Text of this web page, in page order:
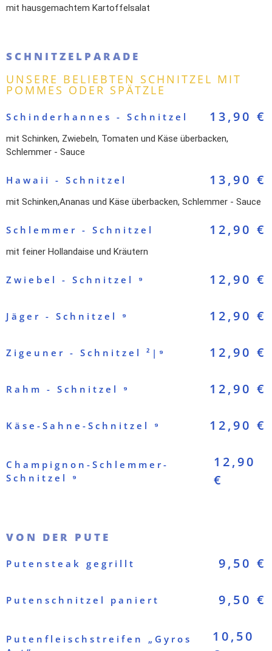
mit hausgemachtem Kartoffelsalat
SCHNITZELPARADE
UNSERE BELIEBTEN SCHNITZEL MIT
POMMES ODER SPÄTZLE
Schinderhannes - Schnitzel 13,90 €
mit Schinken, Zwiebeln, Tomaten und Käse überbacken,
Schlemmer - Sauce
Hawaii - Schnitzel 13,90 €
mit Schinken,Ananas und Käse überbacken, Schlemmer - Sauce
Schlemmer - Schnitzel 12,90 €
mit feiner Hollandaise und Kräutern
Zwiebel - Schnitzel ⁹ 12,90 €
Jäger - Schnitzel ⁹ 12,90 €
Zigeuner - Schnitzel ²|⁹ 12,90 €
Rahm - Schnitzel ⁹ 12,90 €
Käse-Sahne-Schnitzel ⁹ 12,90 €
Champignon-Schlemmer-
Schnitzel ⁹
12,90
€
VON DER PUTE
Putensteak gegrillt 9,50 €
Putenschnitzel paniert 9,50 €
Putenfleischstreifen „Gyros
10,50